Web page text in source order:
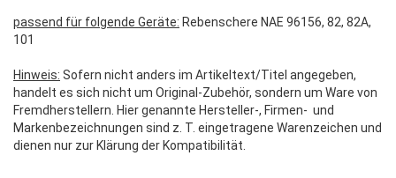
passend für folgende Geräte: Rebenschere NAE 96156, 82, 82A,
101
Hinweis: Sofern nicht anders im Artikeltext/Titel angegeben,
handelt es sich nicht um Original-Zubehör, sondern um Ware von
Fremdherstellern. Hier genannte Hersteller-, Firmen- und
Markenbezeichnungen sind z. T. eingetragene Warenzeichen und
dienen nur zur Klärung der Kompatibilität.